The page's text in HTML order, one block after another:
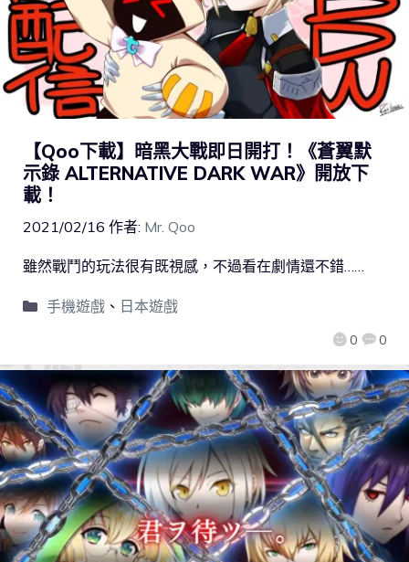
【Qoo下載】暗黑大戰即日開打！《蒼翼默
示錄 ALTERNATIVE DARK WAR》開放下
載！
2021/02/16 作者: Mr. Qoo
0 0
雖然戰鬥的玩法很有既視感，不過看在劇情還不錯……
手機遊戲、 日本遊戲